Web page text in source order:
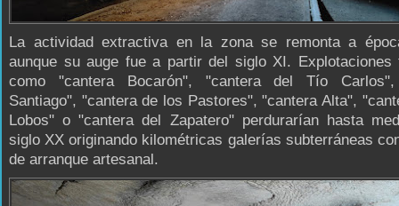
La actividad extractiva en la zona se remonta a
aunque su auge fue a partir del siglo XI. Explotaciones
como "cantera Bocarón", "cantera del Tío Carlos",
Santiago", "cantera de los Pastores", "cantera Alta",
Lobos" o "cantera del Zapatero" perdurarían hasta
siglo XX originando kilométricas galerías subterráneas
de arranque artesanal.